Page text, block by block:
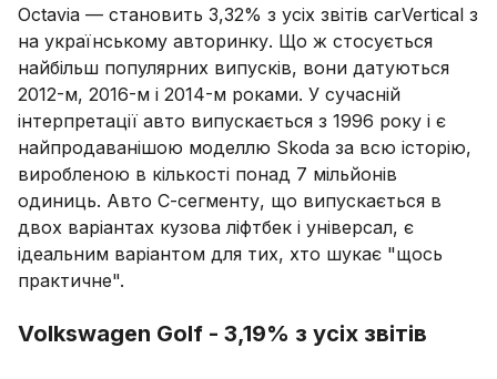
Octavia — становить 3,32% з усіх звітів carVertical з
на українському авторинку. Що ж стосується
найбільш популярних випусків, вони датуються
2012-м, 2016-м і 2014-м роками. У сучасній
інтерпретації авто випускається з 1996 року і є
найпродаванішою моделлю Skoda за всю історію,
виробленою в кількості понад 7 мільйонів
одиниць. Авто С-сегменту, що випускається в
двох варіантах кузова ліфтбек і універсал, є
ідеальним варіантом для тих, хто шукає "щось
практичне".
Volkswagen Golf - 3,19% з усіх звітів